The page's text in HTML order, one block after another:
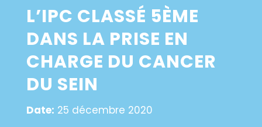
L’IPC CLASSÉ 5ÈME
DANS LA PRISE EN
CHARGE DU CANCER
DU SEIN
Date: 25 décembre 2020